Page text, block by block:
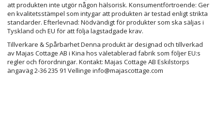
att produkten inte utgör någon hälsorisk. Konsumentförtroende: Ger
en kvalitetsstämpel som intygar att produkten är testad enligt strikta
standarder. Efterlevnad: Nödvändigt för produkter som ska säljas i
Tyskland och EU för att följa lagstadgade krav.
Tillverkare & Spårbarhet Denna produkt är designad och tillverkad
av Majas Cottage AB i Kina hos väletablerad fabrik som följer EU:s
regler och förordningar. Kontakt: Majas Cottage AB Eskilstorps
ängaväg 2-36 235 91 Vellinge info@majascottage.com